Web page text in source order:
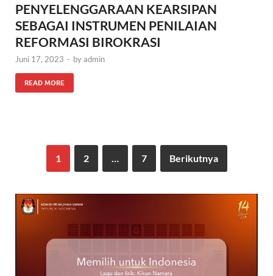
PENYELENGGARAAN KEARSIPAN
SEBAGAI INSTRUMEN PENILAIAN
REFORMASI BIROKRASI
Juni 17, 2023 - byadmin
READ MORE
1 2 … 7 Berikutnya